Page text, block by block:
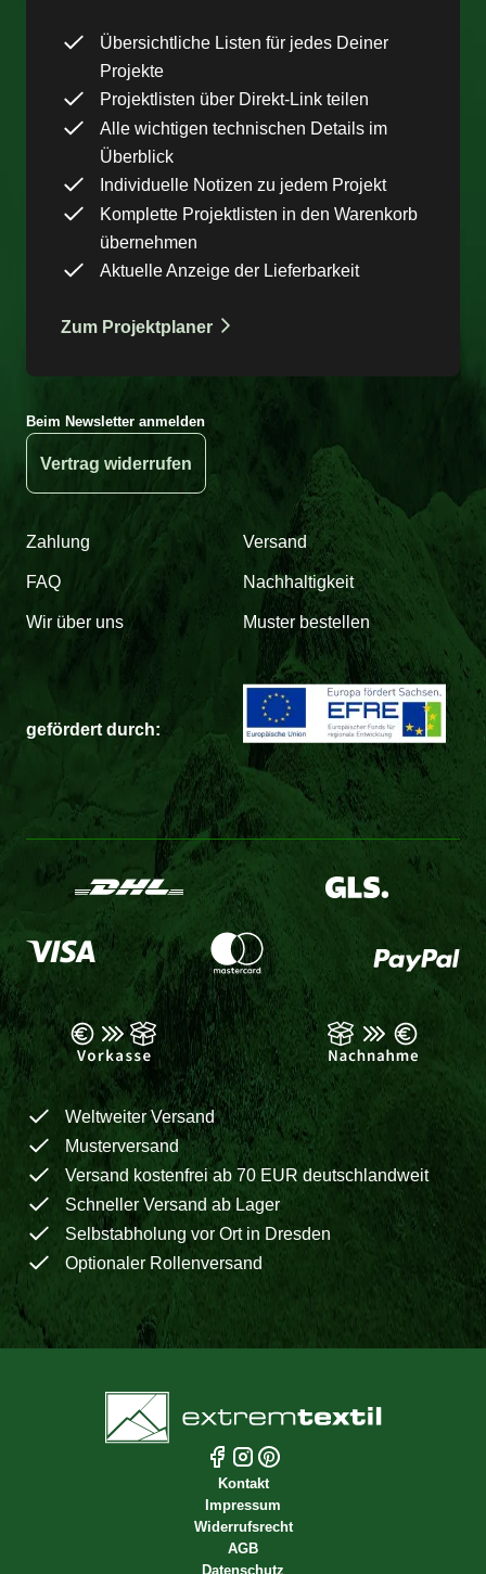
Übersichtliche Listen für jedes Deiner
Projekte
Projektlisten über Direkt-Link teilen
Alle wichtigen technischen Details im
Überblick
Individuelle Notizen zu jedem Projekt
Komplette Projektlisten in den Warenkorb
übernehmen
Aktuelle Anzeige der Lieferbarkeit
Zum Projektplaner
Beim Newsletter anmelden
Vertrag widerrufen
Zahlung Versand
FAQ Nachhaltigkeit
Wir über uns Muster bestellen
gefördert durch:
Weltweiter Versand
Musterversand
Versand kostenfrei ab 70 EUR deutschlandweit
Schneller Versand ab Lager
Selbstabholung vor Ort in Dresden
Optionaler Rollenversand
Kontakt
Impressum
Widerrufsrecht
AGB
Datenschutz